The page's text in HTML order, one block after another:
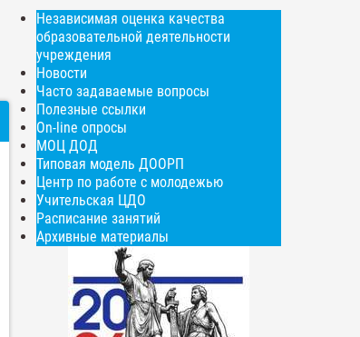
Независимая оценка качества
образовательной деятельности
учреждения
Новости
Часто задаваемые вопросы
Полезные ссылки
On-line опросы
МОЦ ДОД
Типовая модель ДООРП
Центр по работе с молодежью
Учительская ЦДО
Расписание занятий
Архивные материалы